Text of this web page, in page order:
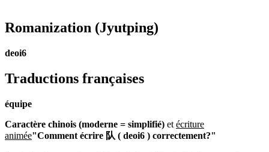
Romanization (Jyutping)
deoi6
Traductions françaises
équipe
Caractère chinois (moderne = simplifié) et écriture
animée"Comment écrire 队 ( deoi6 ) correctement?"